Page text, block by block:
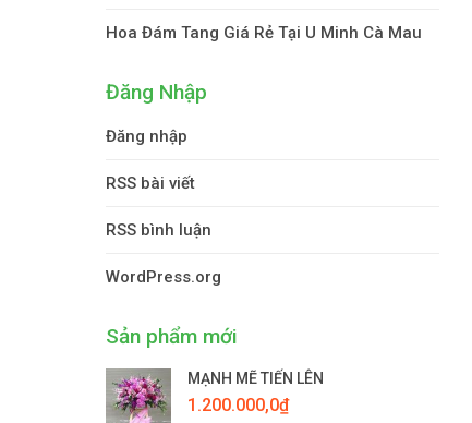
Hoa Đám Tang Giá Rẻ Tại U Minh Cà Mau
Đăng Nhập
Đăng nhập
RSS bài viết
RSS bình luận
WordPress.org
Sản phẩm mới
MẠNH MẼ TIẾN LÊN
1.200.000,0₫